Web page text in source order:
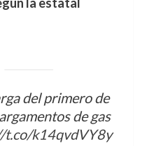
del primero de
de gas
t.co/k14qvdVY8y